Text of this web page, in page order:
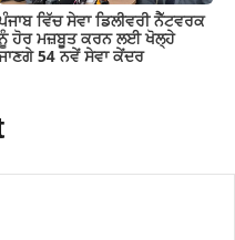
ਵਿੱਚ ਸੇਵਾ ਡਿਲੀਵਰੀ ਨੈੱਟਵਰਕ
ਹੋਰ ਮਜ਼ਬੂਤ ਕਰਨ ਲਈ ਖੋਲ੍ਹੇ
54 ਨਵੇਂ ਸੇਵਾ ਕੇਂਦਰ